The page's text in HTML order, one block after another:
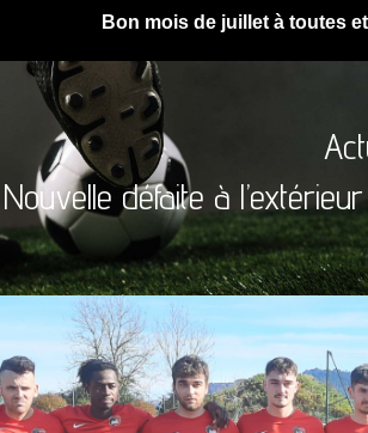
Bon mois de juillet à toutes
Nouvelle défaite à